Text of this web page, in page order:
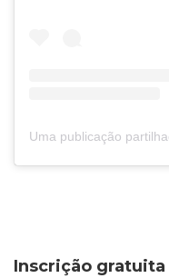
Inscrição gratuita